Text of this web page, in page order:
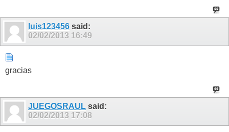
luis123456 said:
02/02/2013 16:49
gracias
JUEGOSRAUL said:
02/02/2013 17:08